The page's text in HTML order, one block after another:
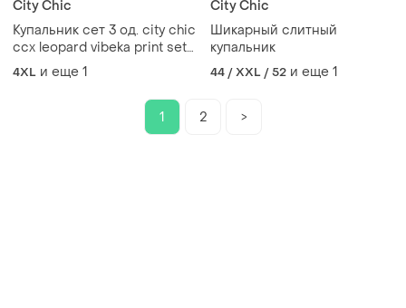
City Chic
Купальник сет 3 од. city chic
ccx leopard vibeka print set
3 piece, p. 22
4XL и еще 1
City Chic
Шикарный слитный
купальник
44 / XXL / 52 и еще 1
1 2 >